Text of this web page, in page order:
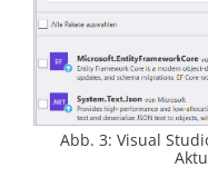
Abb. 3: Visual